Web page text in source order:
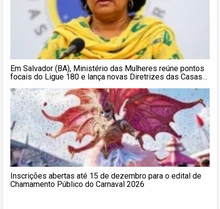
Em Salvador (BA), Ministério das Mulheres reúne pontos
focais do Ligue 180 e lança novas Diretrizes das Casas
Inscrições abertas até 15 de dezembro para o edital de
Chamamento Público do Carnaval 2026